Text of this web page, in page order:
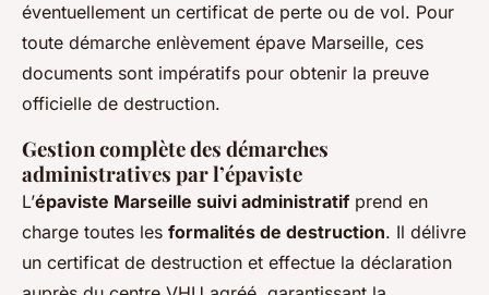
éventuellement un certificat de perte ou de vol. Pour
toute démarche enlèvement épave Marseille, ces
documents sont impératifs pour obtenir la preuve
officielle de destruction.
Gestion complète des démarches
administratives par l’épaviste
L’épaviste Marseille suivi administratif prend en
charge toutes les formalités de destruction. Il délivre
un certificat de destruction et effectue la déclaration